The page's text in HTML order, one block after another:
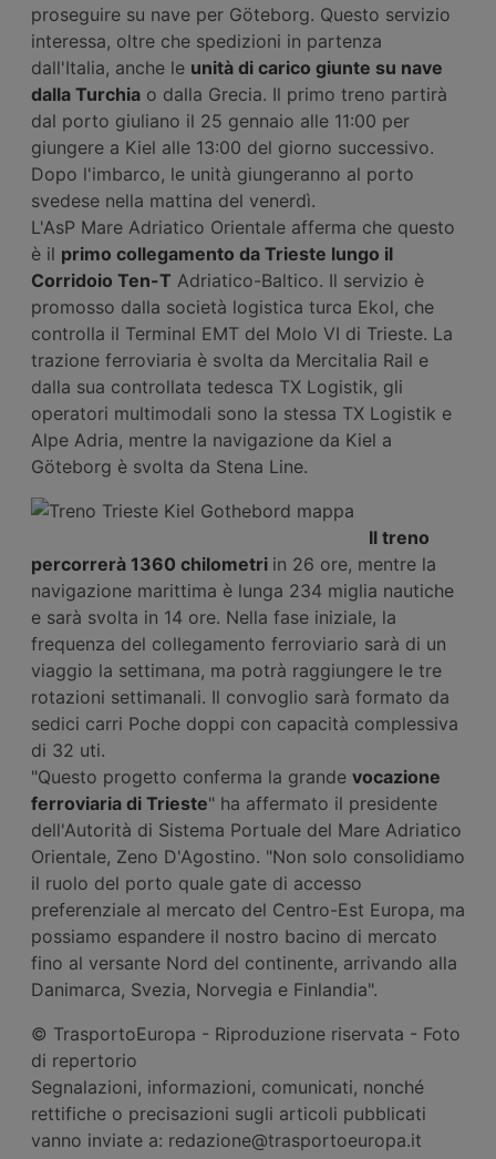
proseguire su nave per Göteborg. Questo servizio
interessa, oltre che spedizioni in partenza
dall'Italia, anche le unità di carico giunte su nave
dalla Turchia o dalla Grecia. Il primo treno partirà
dal porto giuliano il 25 gennaio alle 11:00 per
giungere a Kiel alle 13:00 del giorno successivo.
Dopo l'imbarco, le unità giungeranno al porto
svedese nella mattina del venerdì.
L'AsP Mare Adriatico Orientale afferma che questo
è il primo collegamento da Trieste lungo il
Corridoio Ten-T Adriatico-Baltico. Il servizio è
promosso dalla società logistica turca Ekol, che
controlla il Terminal EMT del Molo VI di Trieste. La
trazione ferroviaria è svolta da Mercitalia Rail e
dalla sua controllata tedesca TX Logistik, gli
operatori multimodali sono la stessa TX Logistik e
Alpe Adria, mentre la navigazione da Kiel a
Göteborg è svolta da Stena Line.
Il treno
percorrerà 1360 chilometri in 26 ore, mentre la
navigazione marittima è lunga 234 miglia nautiche
e sarà svolta in 14 ore. Nella fase iniziale, la
frequenza del collegamento ferroviario sarà di un
viaggio la settimana, ma potrà raggiungere le tre
rotazioni settimanali. Il convoglio sarà formato da
sedici carri Poche doppi con capacità complessiva
di 32 uti.
"Questo progetto conferma la grande vocazione
ferroviaria di Trieste" ha affermato il presidente
dell'Autorità di Sistema Portuale del Mare Adriatico
Orientale, Zeno D'Agostino. "Non solo consolidiamo
il ruolo del porto quale gate di accesso
preferenziale al mercato del Centro-Est Europa, ma
possiamo espandere il nostro bacino di mercato
fino al versante Nord del continente, arrivando alla
Danimarca, Svezia, Norvegia e Finlandia".
© TrasportoEuropa - Riproduzione riservata - Foto
di repertorio
Segnalazioni, informazioni, comunicati, nonché
rettifiche o precisazioni sugli articoli pubblicati
vanno inviate a: redazione@trasportoeuropa.it